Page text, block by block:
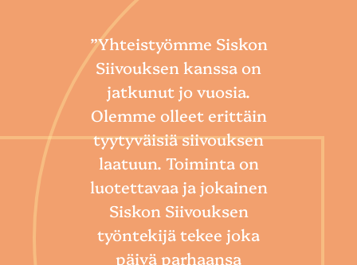
”Yhteistyömme Siskon
Siivouksen kanssa on
jatkunut jo vuosia.
Olemme olleet erittäin
tyytyväisiä siivouksen
laatuun. Toiminta on
luotettavaa ja jokainen
Siskon Siivouksen
työntekijä tekee joka
päivä parhaansa